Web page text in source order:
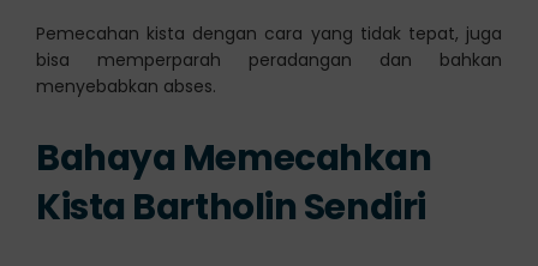
Pemecahan kista dengan cara yang tidak tepat, juga
bisa memperparah peradangan dan bahkan
menyebabkan abses.
Bahaya Memecahkan
Kista Bartholin Sendiri